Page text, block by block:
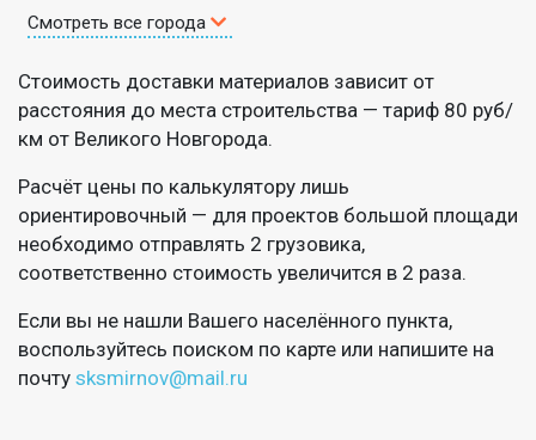
Смотреть все города
Стоимость доставки материалов зависит от
расстояния до места строительства — тариф 80 руб/
км от Великого Новгорода.
Расчёт цены по калькулятору лишь
ориентировочный — для проектов большой площади
необходимо отправлять 2 грузовика,
соответственно стоимость увеличится в 2 раза.
Если вы не нашли Вашего населённого пункта,
воспользуйтесь поиском по карте или напишите на
почту sksmirnov@mail.ru